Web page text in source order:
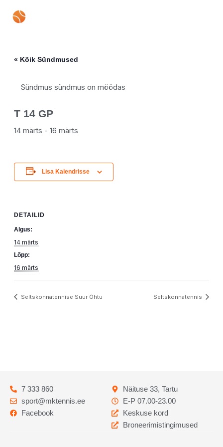
« Kõik Sündmused
Sündmus sündmus on möödas
T 14 GP
14 märts -16 märts
Lisa Kalendrisse
DETAILID
Algus:
14 märts
Lõpp:
16 märts
Seltskonnatennise Suur Õhtu Seltskonnatennis
7 333 860
sport@mktennis.ee
Facebook
Näituse 33, Tartu
E-P 07.00-23.00
Keskuse kord
Broneerimistingimused